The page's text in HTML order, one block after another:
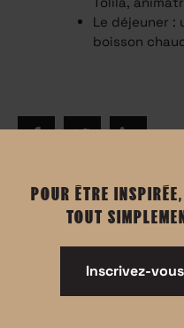
Le déjeuner :
boisson
POUR ÊTRE
TOUT
Inscrivez-